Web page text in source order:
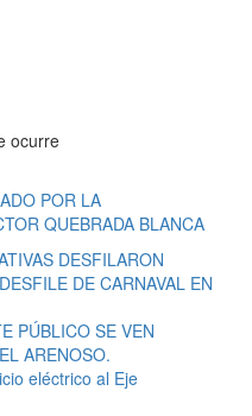
ocurre
POR LA
QUEBRADA BLANCA
DESFILARON
DE CARNAVAL EN
PÚBLICO SE VEN
ARENOSO.
eléctrico al Eje